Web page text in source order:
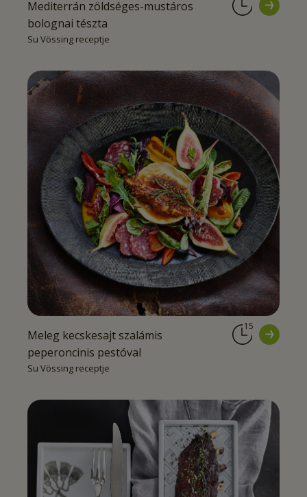
Mediterrán zöldséges-mustáros
bolognai tészta
Su Vössing receptje
Meleg kecskesajt szalámis
peperoncinis pestóval
Su Vössing receptje
15